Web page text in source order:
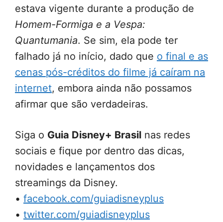
estava vigente durante a produção de
Homem-Formiga e a Vespa:
Quantumania. Se sim, ela pode ter
falhado já no início, dado que o final e as
cenas pós-créditos do filme já caíram na
internet, embora ainda não possamos
afirmar que são verdadeiras.
Siga o Guia Disney+ Brasil nas redes
sociais e fique por dentro das dicas,
novidades e lançamentos dos
streamings da Disney.
• facebook.com/guiadisneyplus
• twitter.com/guiadisneyplus